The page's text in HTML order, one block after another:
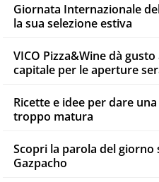
Giornata Internazionale
la sua selezione estiva
VICO Pizza&Wine dà
capitale per le aperture
Ricette e idee per dare
troppo matura
Scopri la parola del giorno
Gazpacho